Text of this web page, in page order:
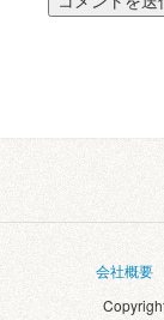
会社概要